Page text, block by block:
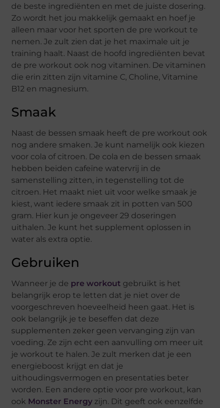
de beste ingrediënten en met de juiste dosering.
Zo wordt het jou makkelijk gemaakt en hoef je
alleen maar voor het sporten de pre workout te
nemen. Je zult zien dat je het maximale uit je
training haalt. Naast de hoofd ingrediënten bevat
de pre workout ook nog vitaminen. De vitaminen
die erin zitten zijn vitamine C, Choline, Vitamine
B12 en magnesium.
Smaak
Naast de bessen smaak heeft de pre workout ook
nog andere smaken. Je kunt namelijk ook kiezen
voor cola of citroen. De cola en de bessen smaak
hebben beiden cafeïne watervrij in de
samenstelling zitten, in tegenstelling tot de
citroen. Het maakt niet uit voor welke smaak je
kiest, want iedere smaak zit in potten van 500
gram. Hier kun je ongeveer 29 doseringen
uithalen. Je kunt het supplement oplossen in
water als extra optie.
Gebruiken
Wanneer je de pre workout gebruikt is het
belangrijk erop te letten dat je niet over de
voorgeschreven hoeveelheid heen gaat. Het is
ook belangrijk je te beseffen dat deze
supplementen zeker geen vervanging zijn van
voeding. Ze zijn echt een aanvulling om meer uit
je workout te halen. Je zult merken dat je een
energieboost krijgt en dat je
uithoudingsvermogen en presentaties beter
worden. Een andere optie voor pre workout, kan
ook Monster Energy zijn. Dit geeft ook eenzelfde